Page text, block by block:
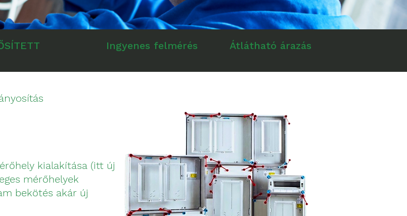
Ingyenes felmérés Átlátható árazás
kialakítása (itt új
mérőhelyek
bekötés akár új